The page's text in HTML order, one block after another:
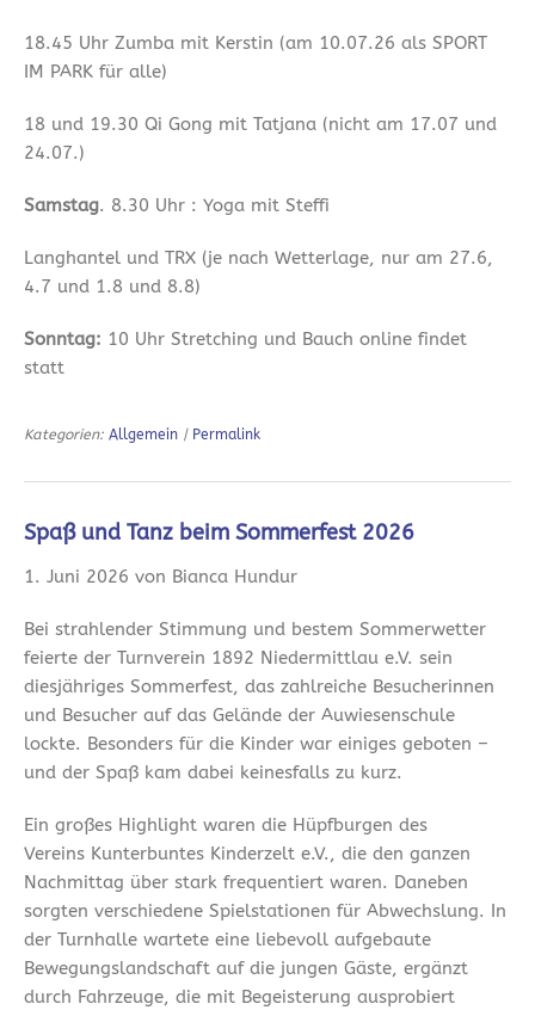
18.45 Uhr Zumba mit Kerstin (am 10.07.26 als SPORT
IM PARK für alle)
18 und 19.30 Qi Gong mit Tatjana (nicht am 17.07 und
24.07.)
Samstag. 8.30 Uhr : Yoga mit Steffi
Langhantel und TRX (je nach Wetterlage, nur am 27.6,
4.7 und 1.8 und 8.8)
Sonntag: 10 Uhr Stretching und Bauch online findet
statt
Kategorien: Allgemein | Permalink
Spaß und Tanz beim Sommerfest 2026
1. Juni 2026 von Bianca Hundur
Bei strahlender Stimmung und bestem Sommerwetter
feierte der Turnverein 1892 Niedermittlau e.V. sein
diesjähriges Sommerfest, das zahlreiche Besucherinnen
und Besucher auf das Gelände der Auwiesenschule
lockte. Besonders für die Kinder war einiges geboten –
und der Spaß kam dabei keinesfalls zu kurz.
Ein großes Highlight waren die Hüpfburgen des
Vereins Kunterbuntes Kinderzelt e.V., die den ganzen
Nachmittag über stark frequentiert waren. Daneben
sorgten verschiedene Spielstationen für Abwechslung. In
der Turnhalle wartete eine liebevoll aufgebaute
Bewegungslandschaft auf die jungen Gäste, ergänzt
durch Fahrzeuge, die mit Begeisterung ausprobiert